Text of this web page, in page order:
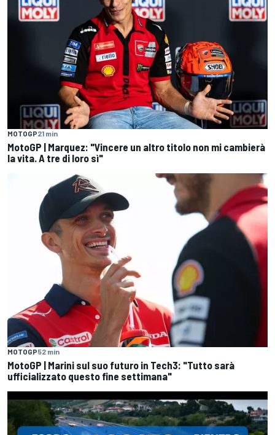
MOTOGP21 min
MotoGP | Marquez: "Vincere un altro titolo non mi cambierà
la vita. A tre di loro sì"
MOTOGP52 min
MotoGP | Marini sul suo futuro in Tech3: "Tutto sarà
ufficializzato questo fine settimana"